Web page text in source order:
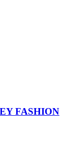
FASHION